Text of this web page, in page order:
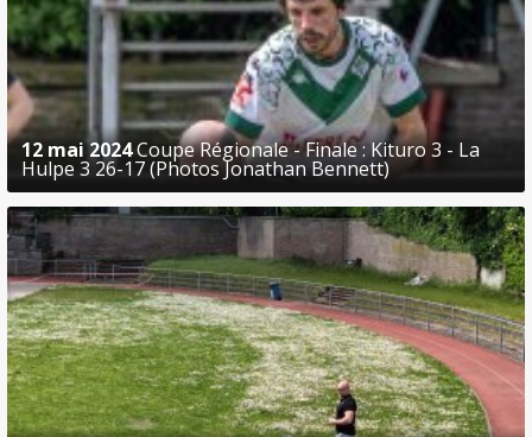
12 mai 2024Coupe Régionale - Finale : Kituro 3 - La
Hulpe 3 26-17 (Photos Jonathan Bennett)